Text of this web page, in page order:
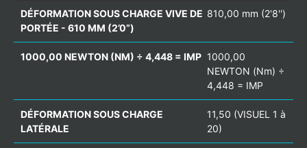
DÉFORMATION SOUS CHARGE VIVE DE
PORTÉE - 610 MM (2’0”)
810,00 mm (2'8'')
1000,00 NEWTON (NM) ÷ 4,448 = IMP 1000,00
NEWTON (Nm) ÷
4,448 = IMP
DÉFORMATION SOUS CHARGE
LATÉRALE
11,50 (VISUEL 1 à
20)